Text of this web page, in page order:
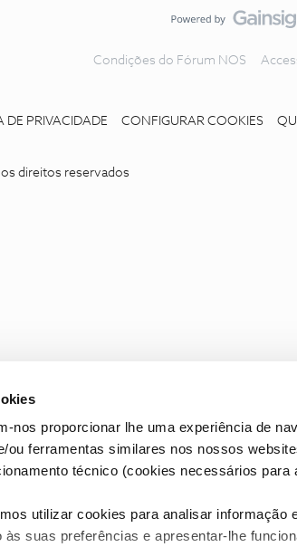
nos proporcionar lhe uma experiência de
ou ferramentas similares nos nossos
técnico (cookies necessários para
utilizar cookies para analisar informação
suas preferências e apresentar-lhe
Condições do Fórum NOS
DE PRIVACIDADE CONFIGURAR COOKIES
direitos reservados